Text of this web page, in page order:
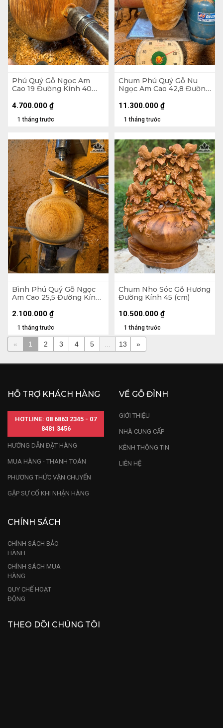
Phú Quý Gỗ Ngọc Am
Cao 19 Đường Kính 40
1 tháng trước
4.700.000 ₫
Chum Phú Quý Gỗ Nu
Ngọc Am Cao 42,8 Đường
1 tháng trước
11.300.000 ₫
Bình Phú Quý Gỗ Ngọc
Am Cao 25,5 Đường Kính
1 tháng trước
2.100.000 ₫
Chum Nho Sóc Gỗ Hương
Đường Kính 45 (cm)
1 tháng trước
10.500.000 ₫
« 1 2 3 4 5 13 »
HỖ TRỢ KHÁCH HÀNG
HOTLINE: 08 6863 2345 - 07
8481 3456
HƯỚNG DẪN ĐẶT HÀNG
MUA HÀNG - THANH TOÁN
PHƯƠNG THỨC VẬN CHUYỂN
GẶP SỰ CỐ KHI NHẬN HÀNG
VỀ GỖ ĐỈNH
GIỚI THIỆU
NHÀ CUNG CẤP
KÊNH THÔNG TIN
LIÊN HỆ
CHÍNH SÁCH
CHÍNH SÁCH BẢO
HÀNH
CHÍNH SÁCH MUA
HÀNG
QUY CHẾ HOẠT
ĐỘNG
THEO DÕI CHÚNG TÔI